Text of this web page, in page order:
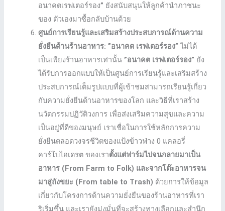
อนาคตเรฟเตอร์รอง” ยังสนับสนุนให้ลูกค้านําภาชนะ
ของ ตัวเองมาซื้อกลับบ้านด้วย
ศูนย์การเรียนรู้และเสริมสร้างประสบการณ์ด้านความ
ยั่งยืนด้านร้านอาหาร: ”อนาคต เรฟเตอร์รอง” ไม่ได้
เป็นเพียงร้านอาหารเท่านั้น”อนาคต เรฟเตอร์รอง” ยัง
ได้รับการออกแบบให้เป็นศูนย์การเรียนรู้และเสริมสร้าง
ประสบการณ์เต็มรูปแบบที่ผู้เข้าชมสามารถเรียนรู้เกี่ยว
กับความยั่งยืนด้านอาหารของโลก และวิธีที่เราสร้าง
นวัตกรรมปฏิวัติวงการ เพื่อส่งเสริมความสุขและความ
เป็นอยู่ที่ดีของมนุษย์ เราเชื่อในการใช้หลักการความ
ยั่งยืนตลอดวงจรชีวิตของแป้งข้าวฟ่าง 0 แคลอรี่
คาร์โบไฮเดรต ของเราตั้งแต่ฟาร์มไปจนกลายมาเป็น
อาหาร (From Farm to Folk) และจากโต๊ะอาหารจน
มาสู่ถังขยะ (From table to Trash) ด้วยการให้ข้อมูล
เกี่ยวกับโครงการด้านความยั่งยืนของร้านอาหารที่เรา
ริเริ่มขึ้น และเรายังมุ่งมั่นที่จะสร้างทางเลือกและสำนึก